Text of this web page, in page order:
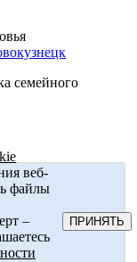
семейного
веб-
файлы
–
ПРИНЯТЬ